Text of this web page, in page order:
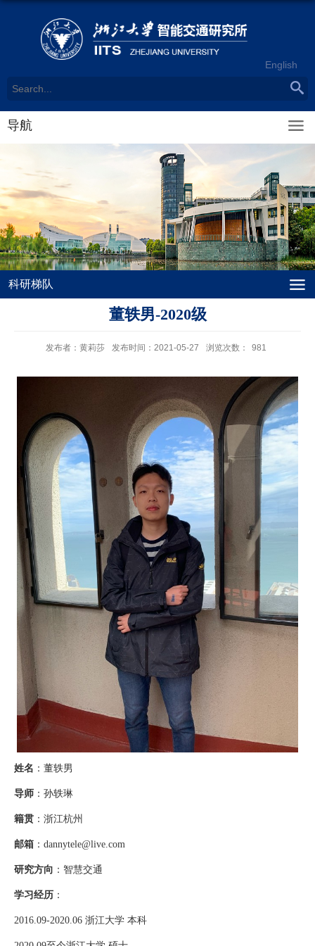
English
导航
科研梯队
董轶男-2020级
发布者：黄莉莎 发布时间：2021-05-27 浏览次数： 981
姓名 ：董轶男
导师 ：孙轶琳
籍贯 ：浙江杭州
邮箱 ： dannytele@live.com
研究方向 ：智慧交通
学习经历 ：
2016.09-2020.06 浙江大学 本科